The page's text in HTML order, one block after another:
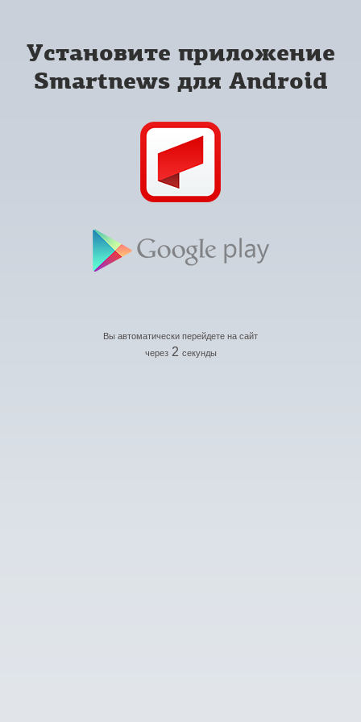
Установите приложение
Smartnews для Android
Вы автоматически перейдете на сайт
через 2 секунды